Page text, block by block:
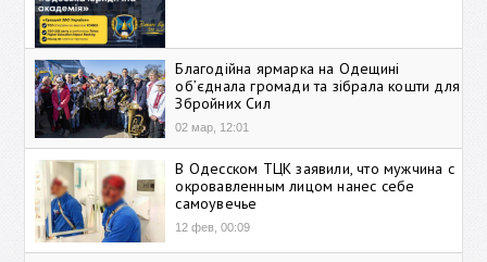
Благодійна ярмарка на Одещині
об’єднала громади та зібрала кошти для
Збройних Сил
02 мар, 12:01
В Одесском ТЦК заявили, что мужчина с
окровавленным лицом нанес себе
самоувечье
12 фев, 00:09